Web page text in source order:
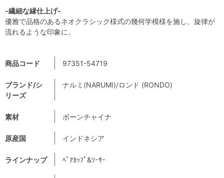
商品コード 97351-54719
ブランド/シ
リーズ
ナルミ(NARUMI)/ロンド (RONDO)
素材 ボーンチャイナ
原産国 インドネシア
ラインナップ ﾍﾟｱｶｯﾌﾟ&ｿｰｻｰ
-繊細な縁仕上げ-
優雅で品格のあるネオクラシック様式の幾何学模様を施し、旋律が
流れるような印象に。